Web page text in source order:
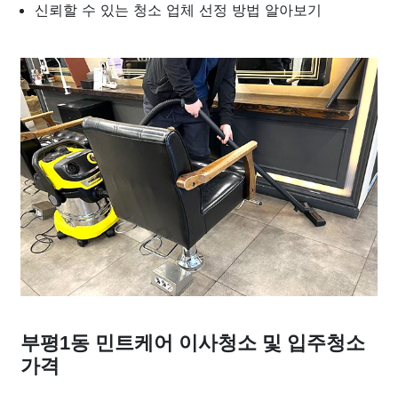
신뢰할 수 있는 청소 업체 선정 방법 알아보기
부평1동 민트케어 이사청소 및 입주청소
가격